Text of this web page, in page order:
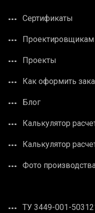
Сертификаты
Проектировщикам
Проекты
Как оформить
Блог
Калькулятор
Калькулятор
Фото
ТУ 3449-001-